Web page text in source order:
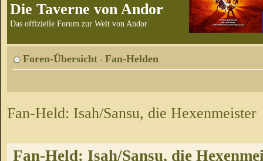
Die Taverne von Andor
Das offizielle Forum zur Welt von Andor
Foren-Übersicht ‹ Fan-Helden
Fan-Held: Isah/Sansu, die Hexenmeister
Fan-Held: Isah/Sansu, die